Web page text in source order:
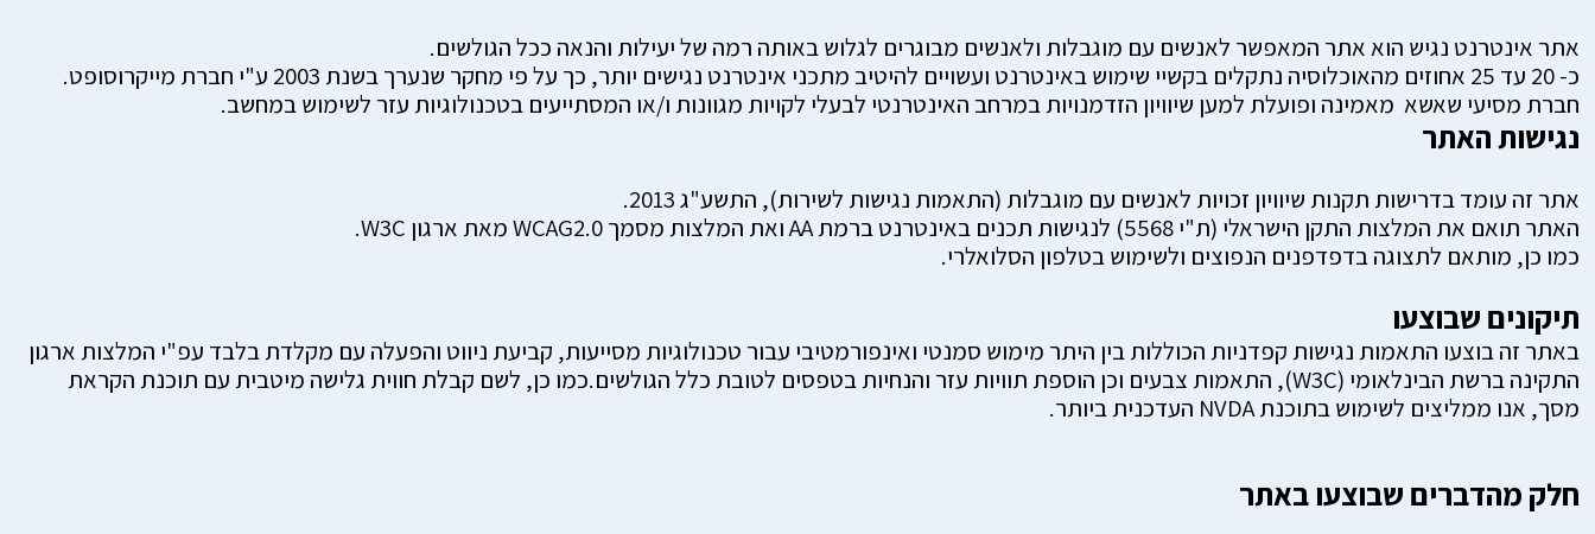
אתר אינטרנט נגיש הוא אתר המאפשר לאנשים עם מוגבלות ולאנשים מבוגרים לגלוש באותה רמה של יעילות והנאה ככל הגולשים.
כ- 20 עד 25 אחוזים מהאוכלוסיה נתקלים בקשיי שימוש באינטרנט ועשויים להיטיב מתכני אינטרנט נגישים יותר, כך על פי מחקר שנערך בשנת 2003 ע"י חברת מייקרוסופט.
חברת מסיעי שאשא מאמינה ופועלת למען שיוויון הזדמנויות במרחב האינטרנטי לבעלי לקויות מגוונות ו/או המסתייעים בטכנולוגיות עזר לשימוש במחשב.
נגישות האתר
אתר זה עומד בדרישות תקנות שיוויון זכויות לאנשים עם מוגבלות (התאמות נגישות לשירות), התשע"ג 2013.
האתר תואם את המלצות התקן הישראלי (ת"י 5568) לנגישות תכנים באינטרנט ברמת AA ואת המלצות מסמך WCAG2.0 מאת ארגון W3C.
כמו כן, מותאם לתצוגה בדפדפנים הנפוצים ולשימוש בטלפון הסלואלרי.
תיקונים שבוצעו
באתר זה בוצעו התאמות נגישות קפדניות הכוללות בין היתר מימוש סמנטי ואינפורמטיבי עבור טכנולוגיות מסייעות, קביעת ניווט והפעלה עם מקלדת בלבד עפ"י המלצות ארגון
התקינה ברשת הבינלאומי (W3C), התאמות צבעים וכן הוספת תוויות עזר והנחיות בטפסים לטובת כלל הגולשים.כמו כן, לשם קבלת חווית גלישה מיטבית עם תוכנת הקראת
מסך, אנו ממליצים לשימוש בתוכנת NVDA העדכנית ביותר.
חלק מהדברים שבוצעו באתר